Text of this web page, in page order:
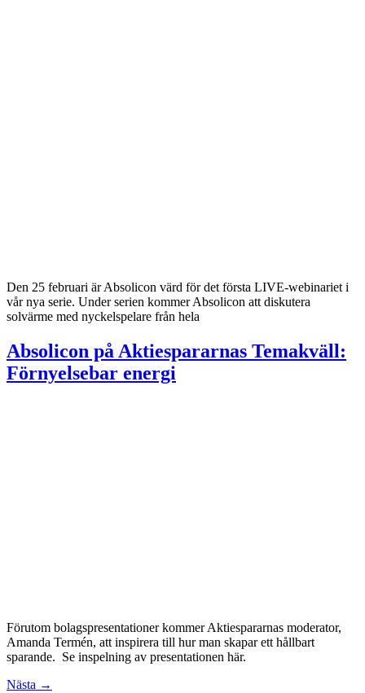
Den 25 februari är Absolicon värd för det första LIVE-webinariet i
vår nya serie. Under serien kommer Absolicon att diskutera
solvärme med nyckelspelare från hela
Absolicon på Aktiespararnas Temakväll:
Förnyelsebar energi
Förutom bolagspresentationer kommer Aktiespararnas moderator,
Amanda Termén, att inspirera till hur man skapar ett hållbart
sparande. Se inspelning av presentationen här.
Nästa →